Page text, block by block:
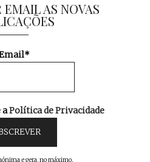
EMAIL AS NOVAS
aPolítica de Privacidade
e gera, no máximo,